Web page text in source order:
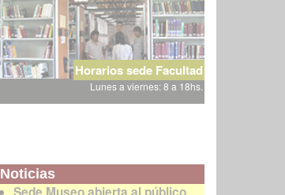
Horarios sede Facultad
Lunes a viernes: 8 a 18hs.
Noticias